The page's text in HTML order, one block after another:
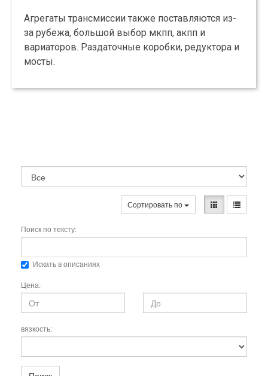
Агрегаты трансмиссии также поставляются из-
за рубежа, большой выбор мкпп, акпп и
вариаторов. Раздаточные коробки, редуктора и
мосты.
Сортировать по
Поиск по тексту:
Искать в описаниях
Цена:
вязкость: